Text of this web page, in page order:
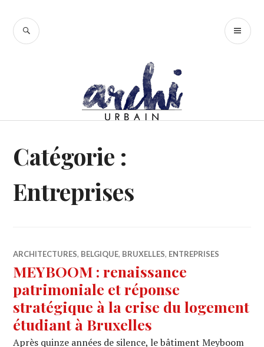
contenu
RECHERCHE
Catégorie :
Entreprises
ARCHITECTURES, BELGIQUE, BRUXELLES, ENTREPRISES
MEYBOOM : renaissance
patrimoniale et réponse
stratégique à la crise du logement
étudiant à Bruxelles
Après quinze années de silence, le bâtiment Meyboom